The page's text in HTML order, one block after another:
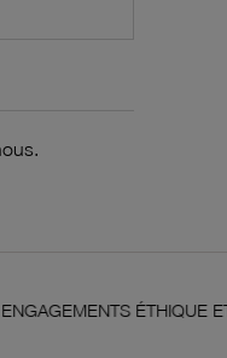
ET DE QUALITÉ